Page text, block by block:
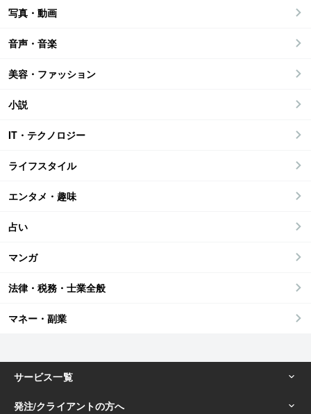
写真・動画
音声・音楽
美容・ファッション
小説
IT・テクノロジー
ライフスタイル
エンタメ・趣味
占い
マンガ
法律・税務・士業全般
マネー・副業